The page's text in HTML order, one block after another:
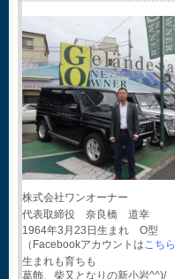
株式会社ワンオーナー
代表取締役 奈良橋 道幸
1964年3月23日生まれ O型
（Facebookアカウントはこちら
生まれも育ちも
葛飾、柴又となりの新小岩^^)/